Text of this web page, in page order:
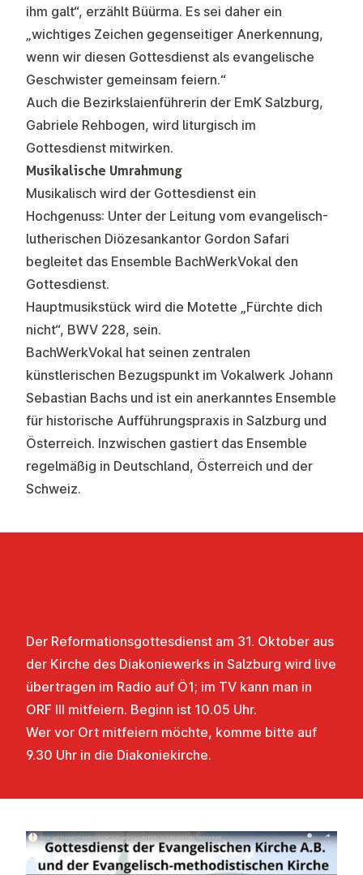
ihm galt“, erzählt Büürma. Es sei daher ein
„wichtiges Zeichen gegenseitiger Anerkennung,
wenn wir diesen Gottesdienst als evangelische
Geschwister gemeinsam feiern.“
Auch die Bezirkslaienführerin der EmK Salzburg,
Gabriele Rehbogen, wird liturgisch im
Gottesdienst mitwirken.
Musikalische Umrahmung
Musikalisch wird der Gottesdienst ein
Hochgenuss: Unter der Leitung vom evangelisch-
lutherischen Diözesankantor Gordon Safari
begleitet das Ensemble BachWerkVokal den
Gottesdienst.
Hauptmusikstück wird die Motette „Fürchte dich
nicht“, BWV 228, sein.
BachWerkVokal hat seinen zentralen
künstlerischen Bezugspunkt im Vokalwerk Johann
Sebastian Bachs und ist ein anerkanntes Ensemble
für historische Aufführungspraxis in Salzburg und
Österreich. Inzwischen gastiert das Ensemble
regelmäßig in Deutschland, Österreich und der
Schweiz.
Der Reformationsgottesdienst am 31. Oktober aus
der Kirche des Diakoniewerks in Salzburg wird live
übertragen im Radio auf Ö1; im TV kann man in
ORF III mitfeiern. Beginn ist 10.05 Uhr.
Wer vor Ort mitfeiern möchte, komme bitte auf
9.30 Uhr in die Diakoniekirche.